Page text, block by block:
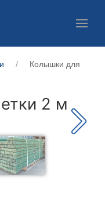
Колышки для
2 м